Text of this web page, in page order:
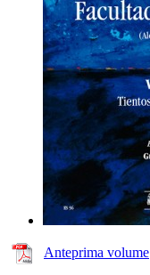
Anteprima volume